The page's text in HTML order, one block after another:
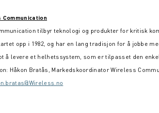
Communication
tilbyr teknologi og produkter for kritisk
opp i 1982, og har en lang tradisjon for å jobbe
å levere et helhetssystem, som er tilpasset den
Håkon Bratås, Markedskoordinator Wireless